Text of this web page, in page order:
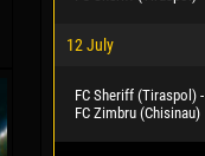
12 July
FC Sheriff (Tiraspol) -
FC Zimbru (Chisinau)